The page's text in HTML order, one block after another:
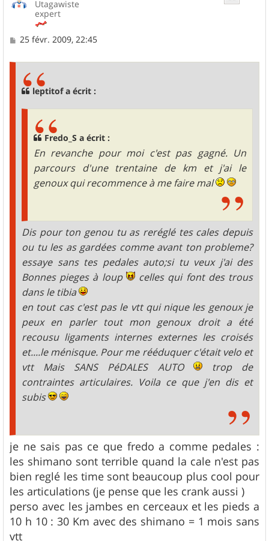
Utagawiste
expert
M
25 févr. 2009, 22:45
leptitof a écrit :
Fredo_S a écrit :
En revanche pour moi c'est pas gagné. Un
parcours d'une trentaine de km et j'ai le
genoux qui recommence à me faire mal
Dis pour ton genou tu as reréglé tes cales depuis
ou tu les as gardées comme avant ton probleme?
essaye sans tes pedales auto;si tu veux j'ai des
Bonnes pieges à loup
celles qui font des trous
dans le tibia
en tout cas c'est pas le vtt qui nique les genoux je
peux en parler tout mon genoux droit a été
recousu ligaments internes externes les croisés
et....le ménisque. Pour me rééduquer c'était velo et
vtt Mais SANS PéDALES AUTO
trop de
contraintes articulaires. Voila ce que j'en dis et
subis
je ne sais pas ce que fredo a comme pedales :
les shimano sont terrible quand la cale n'est pas
bien reglé les time sont beaucoup plus cool pour
les articulations (je pense que les crank aussi )
perso avec les jambes en cerceaux et les pieds a
10 h 10 : 30 Km avec des shimano = 1 mois sans
vtt